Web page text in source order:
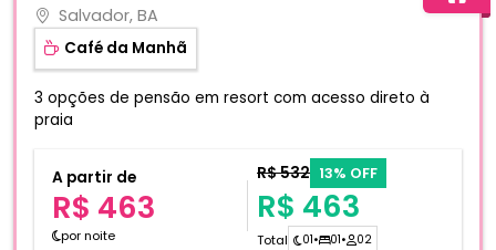
Salvador, BA
Café da Manhã
3 opções de pensão em resort com acesso direto à
praia
A partir de
R$ 463
por noite
R$ 532 13% OFF
R$ 463
Total 01• 01• 02